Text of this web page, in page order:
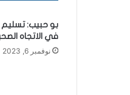
بو حبيب: تسليم
في الاتجاه
نوفمبر 6, 2023